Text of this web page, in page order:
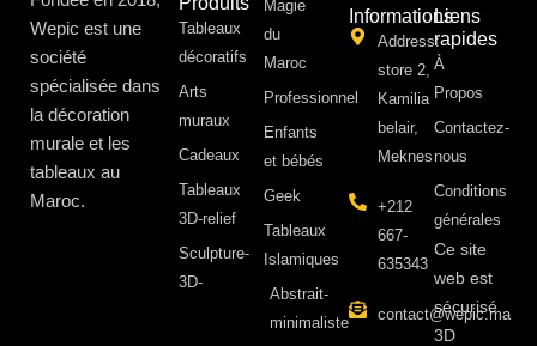
Wepic est une
société
spécialisée dans
la décoration
murale et les
tableaux au
Maroc.
Tableaux
décoratifs
Arts
muraux
Cadeaux
Tableaux
3D-relief
Sculpture-
3D-
Magie
du
Maroc
Professionnel
Enfants
et bébés
Geek
Tableaux
Islamiques
Abstrait-
minimaliste
Informations
Address:
store 2,
Kamilia
belair,
Meknes
+212
667-
635343
contact@wepic.ma
Liens
rapides
À
Propos ​
Contactez-
nous
Conditions
générales
Ce site
web est
sécurisé
3D